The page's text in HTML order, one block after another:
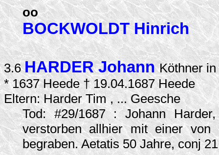
oo
BOCKWOLDT Hinrich
3.6 HARDER JohannKöthner
* 1637 Heede † 19.04.1687 Heede
Eltern: Harder Tim , ... Geesche
Tod: #29/1687 : Johann
verstorben allhier mit einer von
begraben. Aetatis 50 Jahre, conj